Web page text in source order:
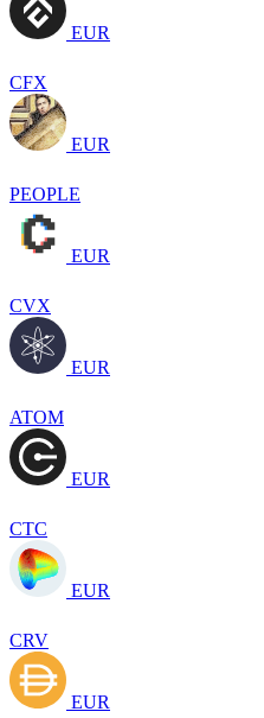
EUR
CFX
EUR
PEOPLE
EUR
CVX
EUR
ATOM
EUR
CTC
EUR
CRV
EUR